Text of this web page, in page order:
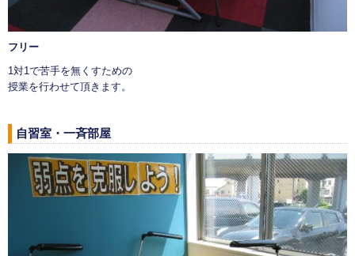
フリー
1対1で苦手を無くすための
授業を行わせて頂きます。
自習室・一斉部屋